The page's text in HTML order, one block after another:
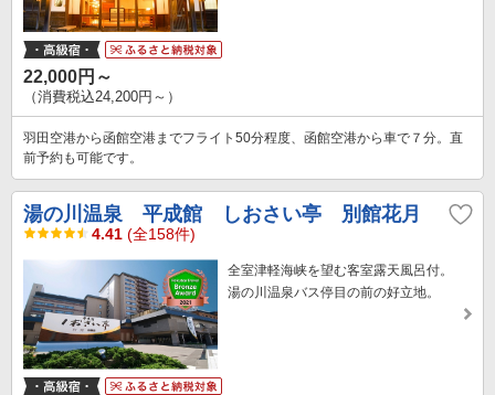
22,000円～
（消費税込24,200円～）
羽田空港から函館空港までフライト50分程度、函館空港から車で７分。直
前予約も可能です。
湯の川温泉 平成館 しおさい亭 別館花月
4.41 (全158件)
全室津軽海峡を望む客室露天風呂付。
湯の川温泉バス停目の前の好立地。